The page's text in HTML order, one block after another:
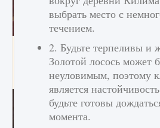
Как приручить существ
игре Creatures of Ava
9 августа 2024 1 218
выбрать место с
течением.
2. Будьте терпеливы и
Золотой лосось может
неуловимым, поэтому
является
будьте готовы
момента.